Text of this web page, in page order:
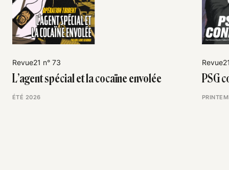
Revue21 n° 73
L’agent spécial et la cocaïne envolée
ÉTÉ 2026
PSG